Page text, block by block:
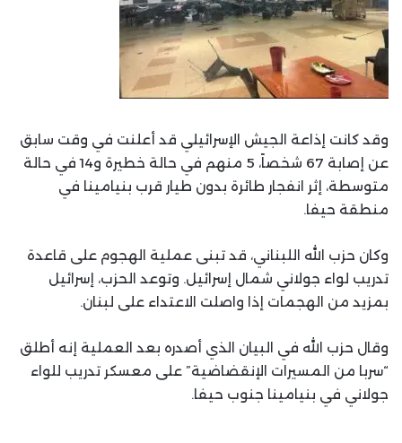
وقد كانت إذاعة الجيش الإسرائيلي قد أعلنت في وقت سابق
عن إصابة 67 شخصاً، 5 منهم في حالة خطيرة و14 في حالة
متوسطة، إثر انفجار طائرة بدون طيار قرب بنيامينا في
منطقة حيفا.
وكان حزب الله اللبناني، قد تبنى عملية الهجوم على قاعدة
تدريب لواء جولاني شمال إسرائيل. وتوعد الحزب، إسرائيل
بمزيد من الهجمات إذا واصلت الاعتداء على لبنان.
وقال حزب الله في البيان الذي أصدره بعد العملية إنه أطلق
“سربا من المسيرات الإنقضاضية” على معسكر تدريب للواء
جولاني في بنيامينا جنوب حيفا.